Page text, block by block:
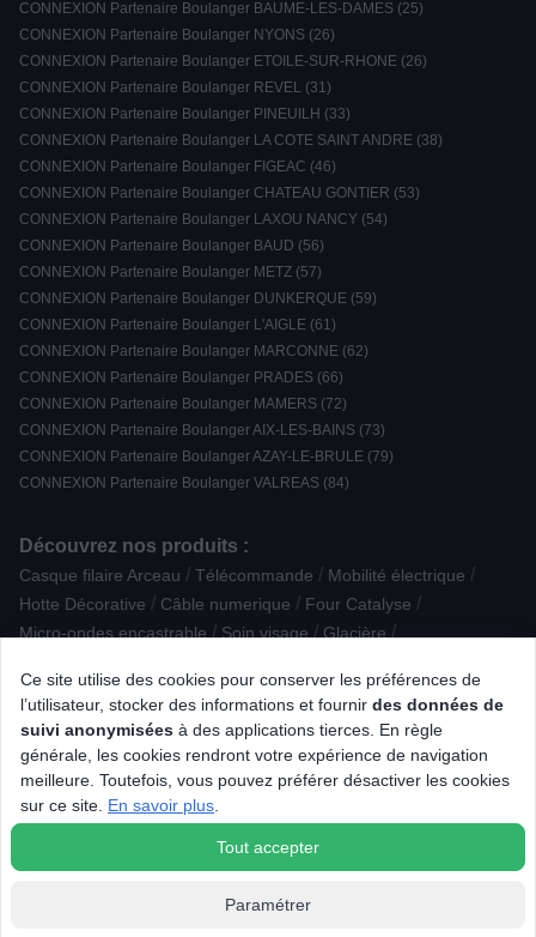
Ce site utilise des cookies pour conserver les préférences de
l’utilisateur, stocker des informations et fournir des données de
suivi anonymisées à des applications tierces. En règle
générale, les cookies rendront votre expérience de navigation
meilleure. Toutefois, vous pouvez préférer désactiver les cookies
sur ce site. En savoir plus
Tout accepter
Paramétrer
CONNEXION Partenaire Boulanger BAUME-LES-DAMES (25)
CONNEXION Partenaire Boulanger NYONS (26)
CONNEXION Partenaire Boulanger ETOILE-SUR-RHONE (26)
CONNEXION Partenaire Boulanger REVEL (31)
CONNEXION Partenaire Boulanger PINEUILH (33)
CONNEXION Partenaire Boulanger LA COTE SAINT ANDRE (38)
CONNEXION Partenaire Boulanger FIGEAC (46)
CONNEXION Partenaire Boulanger CHATEAU GONTIER (53)
CONNEXION Partenaire Boulanger LAXOU NANCY (54)
CONNEXION Partenaire Boulanger BAUD (56)
CONNEXION Partenaire Boulanger METZ (57)
CONNEXION Partenaire Boulanger DUNKERQUE (59)
CONNEXION Partenaire Boulanger L'AIGLE (61)
CONNEXION Partenaire Boulanger MARCONNE (62)
CONNEXION Partenaire Boulanger PRADES (66)
CONNEXION Partenaire Boulanger MAMERS (72)
CONNEXION Partenaire Boulanger AIX-LES-BAINS (73)
CONNEXION Partenaire Boulanger AZAY-LE-BRULE (79)
CONNEXION Partenaire Boulanger VALREAS (84)
Découvrez nos produits :
Casque filaire Arceau / Télécommande / Mobilité électrique /
Hotte Décorative / Câble numerique / Four Catalyse /
Micro-ondes encastrable / Soin visage / Glacière /
Yaourtière / fromagère / Massage / TV LED / IMac /
Epilateur, rasoir électrique et tondeuse bikini
Centrale vapeur / PC Gamer Passerelle multimedia /
Humidificateur / Congélateur top / Elément séparé /
Objectif photo / Grille-viande